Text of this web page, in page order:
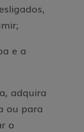
e a
adquira
ou para
o